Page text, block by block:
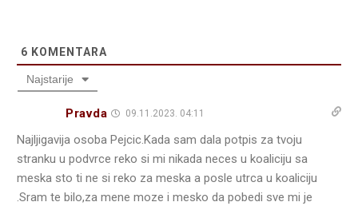
6 KOMENTARA
Najstarije
Pravda 09.11.2023. 04:11
Najljigavija osoba Pejcic.Kada sam dala potpis za tvoju
stranku u podvrce reko si mi nikada neces u koaliciju sa
meska sto ti ne si reko za meska a posle utrca u koaliciju
.Sram te bilo,za mene moze i mesko da pobedi sve mi je